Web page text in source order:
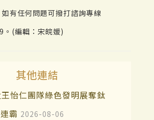
有任何問題可撥打諮詢專線
(編輯：宋皖媛)
其他連結
怡仁團隊綠色發明展奪鈦
霸 2026-08-06